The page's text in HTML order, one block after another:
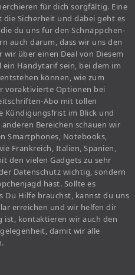
für dich sorgfältig. Eine
Sicherheit und dabei geht es
du uns für den Schnäppchen-
auch darum, dass wir uns den
über einen Deal von Diesem
ein Handytarif sein, bei dem im
können, wie zum
voraktivierte Optionen bei
Abo mit tollen
Kündigungsfrist im Blick und
Bereichen schauen wir
Smartphones, Notebooks,
Frankreich, Italien, Spanien,
den vielen Gadgets zu sehr
Datenschutz wichtig, sondern
hast. Sollte es
Du Hilfe brauchst, kannst du uns
erreichen und wir helfen dir
ist, kontaktieren wir auch den
damit wir alle